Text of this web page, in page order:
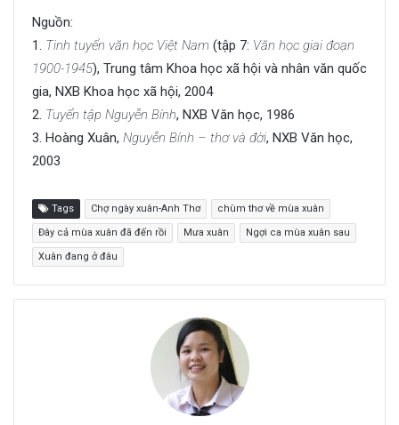
Nguồn:
1. Tinh tuyển văn học Việt Nam (tập 7: Văn học giai đoạn
1900-1945), Trung tâm Khoa học xã hội và nhân văn quốc
gia, NXB Khoa học xã hội, 2004
2. Tuyển tập Nguyễn Bính, NXB Văn học, 1986
3. Hoàng Xuân, Nguyễn Bính – thơ và đời, NXB Văn học,
2003
Tags Chợ ngày xuân-Anh Thơ chùm thơ về mùa xuân
Đây cả mùa xuân đã đến rồi Mưa xuân Ngợi ca mùa xuân sau
Xuân đang ở đâu